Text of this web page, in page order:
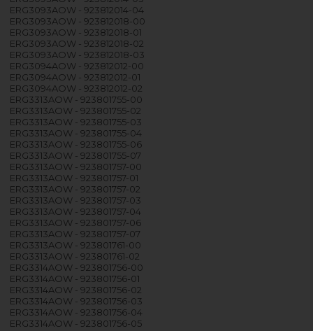
ERG3093AOW - 923812014-04
ERG3093AOW - 923812018-00
ERG3093AOW - 923812018-01
ERG3093AOW - 923812018-02
ERG3093AOW - 923812018-03
ERG3094AOW - 923812012-00
ERG3094AOW - 923812012-01
ERG3094AOW - 923812012-02
ERG3313AOW - 923801755-00
ERG3313AOW - 923801755-02
ERG3313AOW - 923801755-03
ERG3313AOW - 923801755-04
ERG3313AOW - 923801755-06
ERG3313AOW - 923801755-07
ERG3313AOW - 923801757-00
ERG3313AOW - 923801757-01
ERG3313AOW - 923801757-02
ERG3313AOW - 923801757-03
ERG3313AOW - 923801757-04
ERG3313AOW - 923801757-06
ERG3313AOW - 923801757-07
ERG3313AOW - 923801761-00
ERG3313AOW - 923801761-02
ERG3314AOW - 923801756-00
ERG3314AOW - 923801756-01
ERG3314AOW - 923801756-02
ERG3314AOW - 923801756-03
ERG3314AOW - 923801756-04
ERG3314AOW - 923801756-05